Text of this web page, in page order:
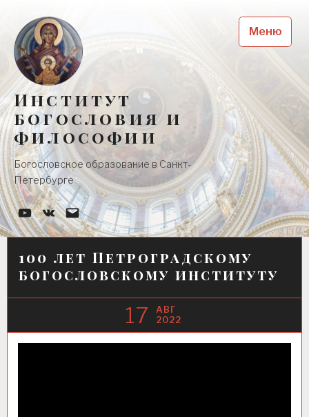
content
Институт
богословия и
философии
Богословское образование в Санкт-
Петербурге
YouTube-
канал
Наша
группа
Почта
Меню
100 лет Петроградскому
богословскому институту
17
АВГ
2022